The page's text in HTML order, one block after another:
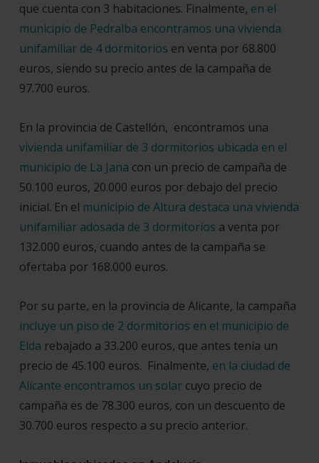
que cuenta con 3 habitaciones. Finalmente, en el
municipio de Pedralba encontramos una vivienda
unifamiliar de 4 dormitorios en venta por 68.800
euros, siendo su precio antes de la campaña de
97.700 euros.
En la provincia de Castellón, encontramos una
vivienda unifamiliar de 3 dormitorios ubicada en el
municipio de La Jana con un precio de campaña de
50.100 euros, 20.000 euros por debajo del precio
inicial. En el municipio de Altura destaca una vivienda
unifamiliar adosada de 3 dormitorios a venta por
132.000 euros, cuando antes de la campaña se
ofertaba por 168.000 euros.
Por su parte, en la provincia de Alicante, la campaña
incluye un piso de 2 dormitorios en el municipio de
Elda rebajado a 33.200 euros, que antes tenía un
precio de 45.100 euros. Finalmente, en la ciudad de
Alicante encontramos un solarcuyo precio de
campaña es de 78.300 euros, con un descuento de
30.700 euros respecto a su precio anterior.